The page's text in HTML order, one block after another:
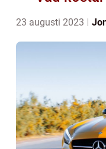
23 augusti 2023